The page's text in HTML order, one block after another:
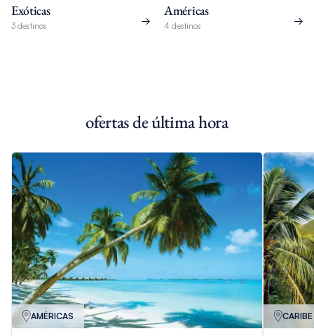
Exóticas
3 destinos
Américas
4 destinos
ofertas de última hora
AMÉRICAS CARIBE